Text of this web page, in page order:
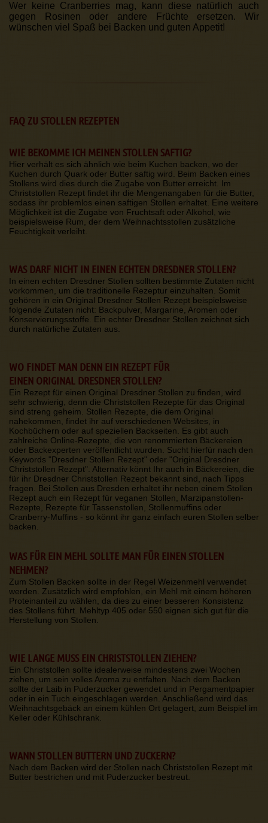
Wer keine Cranberries mag, kann diese natürlich auch
gegen Rosinen oder andere Früchte ersetzen. Wir
wünschen viel Spaß bei Backen und guten Appetit!
FAQ ZU STOLLEN REZEPTEN
WIE BEKOMME ICH MEINEN STOLLEN SAFTIG?
Hier verhält es sich ähnlich wie beim Kuchen backen, wo der
Kuchen durch Quark oder Butter saftig wird. Beim Backen eines
Stollens wird dies durch die Zugabe von Butter erreicht. Im
Christstollen Rezept findet ihr die Mengenangaben für die Butter,
sodass ihr problemlos einen saftigen Stollen erhaltet. Eine weitere
Möglichkeit ist die Zugabe von Fruchtsaft oder Alkohol, wie
beispielsweise Rum, der dem Weihnachtsstollen zusätzliche
Feuchtigkeit verleiht.
WAS DARF NICHT IN EINEN ECHTEN DRESDNER STOLLEN?
In einen echten Dresdner Stollen sollten bestimmte Zutaten nicht
vorkommen, um die traditionelle Rezeptur einzuhalten. Somit
gehören in ein Original Dresdner Stollen Rezept beispielsweise
folgende Zutaten nicht: Backpulver, Margarine, Aromen oder
Konservierungsstoffe. Ein echter Dresdner Stollen zeichnet sich
durch natürliche Zutaten aus.
WO FINDET MAN DENN EIN REZEPT FÜR
EINEN ORIGINAL DRESDNER STOLLEN?
Ein Rezept für einen Original Dresdner Stollen zu finden, wird
sehr schwierig, denn die Christstollen Rezepte für das Original
sind streng geheim. Stollen Rezepte, die dem Original
nahekommen, findet ihr auf verschiedenen Websites, in
Kochbüchern oder auf speziellen Backseiten. Es gibt auch
zahlreiche Online-Rezepte, die von renommierten Bäckereien
oder Backexperten veröffentlicht wurden. Sucht hierfür nach den
Keywords "Dresdner Stollen Rezept" oder "Original Dresdner
Christstollen Rezept". Alternativ könnt Ihr auch in Bäckereien, die
für ihr Dresdner Christstollen Rezept bekannt sind, nach Tipps
fragen. Bei Stollen aus Dresden erhaltet ihr neben einem Stollen
Rezept auch ein Rezept für veganen Stollen, Marzipanstollen-
Rezepte, Rezepte für Tassenstollen, Stollenmuffins oder
Cranberry-Muffins - so könnt ihr ganz einfach euren Stollen selber
backen.
WAS FÜR EIN MEHL SOLLTE MAN FÜR EINEN STOLLEN
NEHMEN?
Zum Stollen Backen sollte in der Regel Weizenmehl verwendet
werden. Zusätzlich wird empfohlen, ein Mehl mit einem höheren
Proteinanteil zu wählen, da dies zu einer besseren Konsistenz
des Stollens führt. Mehltyp 405 oder 550 eignen sich gut für die
Herstellung von Stollen.
WIE LANGE MUSS EIN CHRISTSTOLLEN ZIEHEN?
Ein Christstollen sollte idealerweise mindestens zwei Wochen
ziehen, um sein volles Aroma zu entfalten. Nach dem Backen
sollte der Laib in Puderzucker gewendet und in Pergamentpapier
oder in ein Tuch eingeschlagen werden. Anschließend wird das
Weihnachtsgebäck an einem kühlen Ort gelagert, zum Beispiel im
Keller oder Kühlschrank.
WANN STOLLEN BUTTERN UND ZUCKERN?
Nach dem Backen wird der Stollen nach Christstollen Rezept mit
Butter bestrichen und mit Puderzucker bestreut.